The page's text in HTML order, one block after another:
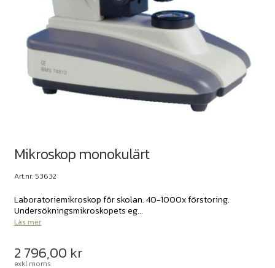
Mikroskop monokulärt
Art.nr: 53632
Laboratoriemikroskop för skolan. 40-1000x förstoring.
Undersökningsmikroskopets eg...
Läs mer
2 796,00 kr
exkl moms